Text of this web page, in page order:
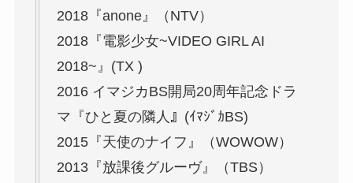
2018『anone』（NTV）
2018『電影少女~VIDEO GIRL AI
2018~』(TX )
2016 イマジカBS開局20周年記念ドラ
マ『ひと夏の隣人』(ｲﾏｼﾞｶBS)
2015『天使のナイフ』（WOWOW）
2013『放課後グルーヴ』（TBS）